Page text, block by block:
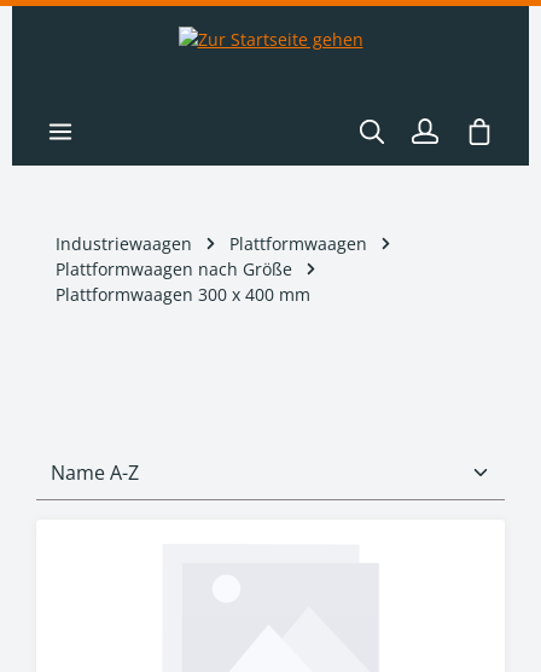
Industriewaagen
Plattformwaagen
Plattformwaagen nach Größe
Plattformwaagen 300 x 400 mm